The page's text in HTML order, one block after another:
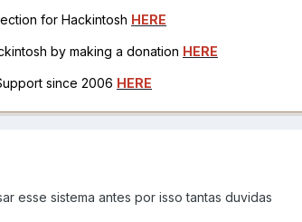
for Hackintosh HERE
by making a donation HERE
since 2006 HERE
esse sistema antes por isso tantas duvidas